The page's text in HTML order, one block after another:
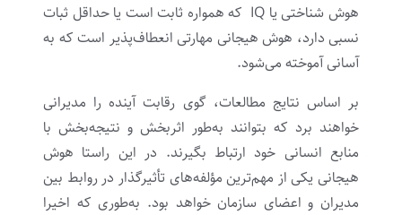
هوش شناختی یا IQ که همواره ثابت است یا حداقل ثبات
نسبی دارد، هوش هیجانی مهارتی انعطاف‌پذیر است که به
آسانی آموخته می‌شود.
بر اساس نتایج مطالعات، گوی رقابت آینده را مدیرانی
خواهند برد که بتوانند به‌طور اثربخش و نتیجه‌بخش با
منابع انسانی خود ارتباط بگیرند. در این راستا هوش
هیجانی یکی از مهم‌ترین مؤلفه‌های تأثیرگذار در روابط بین
مدیران و اعضای سازمان خواهد بود. به‌طوری که اخیرا